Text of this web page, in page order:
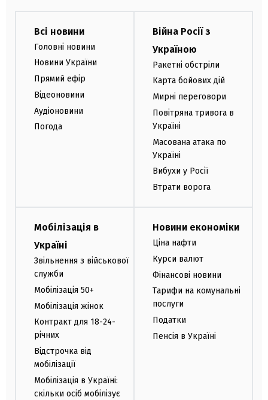
Всі новини
Головні новини
Новини України
Прямий ефір
Відеоновини
Аудіоновини
Погода
Війна Росії з
Україною
Ракетні обстріли
Карта бойових дій
Мирні переговори
Повітряна тривога в
Україні
Масована атака по
Україні
Вибухи у Росії
Втрати ворога
Мобілізація в
Україні
Звільнення з військової
служби
Мобілізація 50+
Мобілізація жінок
Контракт для 18-24-
річних
Відстрочка від
мобілізації
Мобілізація в Україні:
скільки осіб мобілізує
Новини економіки
Ціна нафти
Курси валют
Фінансові новини
Тарифи на комунальні
послуги
Податки
Пенсія в Україні